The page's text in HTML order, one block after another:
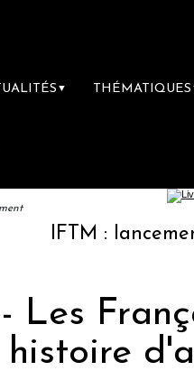
▼ THÉMATIQUES
: lancement des
Les
histoire